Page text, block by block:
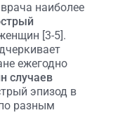
наиболее
[3-5].
ежегодно
случаев
эпизод в
разным